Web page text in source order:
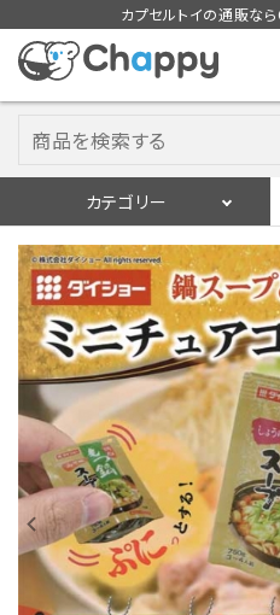
カプセルトイの通販なら
カテゴリー
ログイン
入荷スケジュールを
カプセルトイマシン本体
カプセルトイ
販促用空カプセル
レンタル